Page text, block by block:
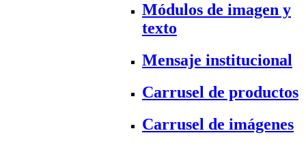
Módulos de imagen y
texto
Mensaje institucional
Carrusel de productos
Carrusel de imágenes